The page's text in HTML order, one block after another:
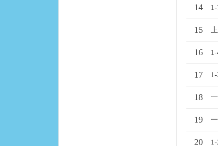
14
15
16
17
18
19
20